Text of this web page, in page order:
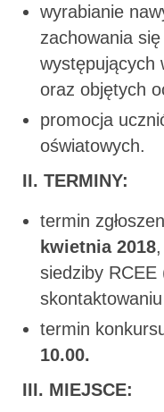
wyrabianie
zachowania
występujących
oraz objętych
promocja
oświatowych.
II. TERMINY:
termin
kwietnia 2018
siedziby RCEE
termin
10.00.
III. MIEJSCE: